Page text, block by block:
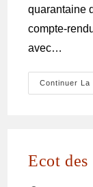
quarantaine
compte-
avec…
Continuer La
Ecot des